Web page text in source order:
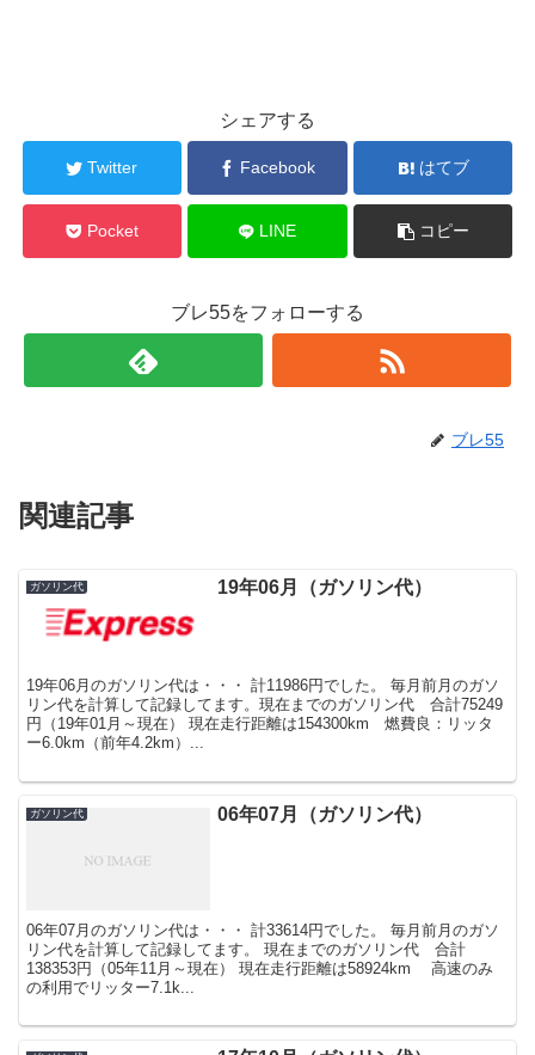
シェアする
Twitter Facebook はてブ
Pocket LINE コピー
ブレ55をフォローする
ブレ55
関連記事
ガソリン代 19年06月（ガソリン代）
19年06月のガソリン代は・・・ 計11986円でした。 毎月前月のガソ
リン代を計算して記録してます。現在までのガソリン代 合計75249
円（19年01月～現在） 現在走行距離は154300km 燃費良：リッタ
ー6.0km（前年4.2km）...
ガソリン代 06年07月（ガソリン代）
06年07月のガソリン代は・・・ 計33614円でした。 毎月前月のガソ
リン代を計算して記録してます。 現在までのガソリン代 合計
138353円（05年11月～現在） 現在走行距離は58924km 高速のみ
の利用でリッター7.1k...